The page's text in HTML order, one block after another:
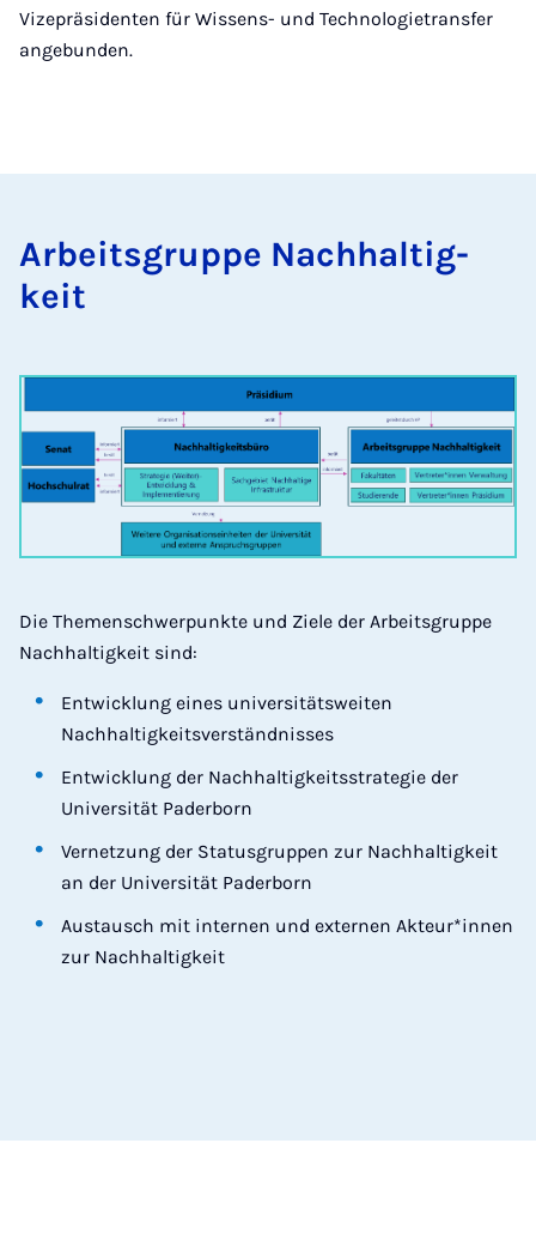
Vizepräsidenten für Wissens- und Technologietransfer
angebunden.
Ar­beits­grup­pe Nach­hal­tig­
keit
Die Themenschwerpunkte und Ziele der Arbeitsgruppe
Nachhaltigkeit sind:
Entwicklung eines universitätsweiten
Nachhaltigkeitsverständnisses
Entwicklung der Nachhaltigkeitsstrategie der
Universität Paderborn
Vernetzung der Statusgruppen zur Nachhaltigkeit
an der Universität Paderborn
Austausch mit internen und externen Akteur*innen
zur Nachhaltigkeit